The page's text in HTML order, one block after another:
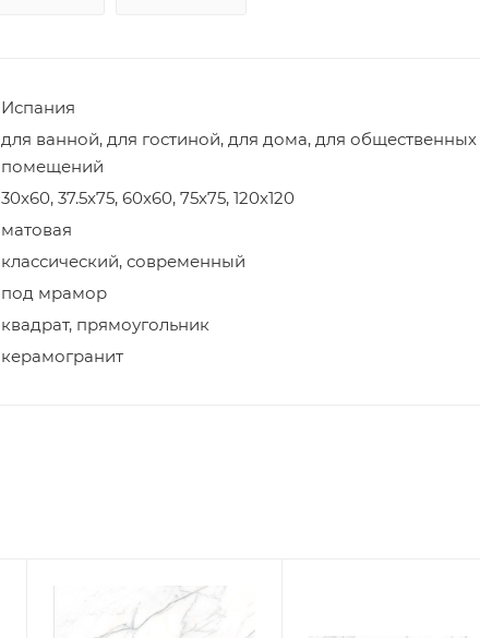
Испания
для ванной, для гостиной, для дома, для общественных
помещений
30x60, 37.5x75, 60x60, 75x75, 120x120
матовая
классический, современный
под мрамор
квадрат, прямоугольник
керамогранит